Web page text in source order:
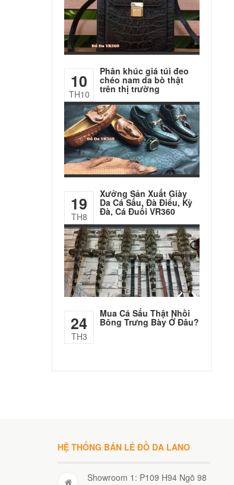
10
TH10
Phân khúc giá túi đeo
chéo nam da bò thật
trên thị trường
19
TH8
Xưởng Sản Xuất Giày
Da Cá Sấu, Đà Điểu, Kỳ
Đà, Cá Đuối VR360
24
TH3
Mua Cá Sấu Thật Nhồi
Bông Trưng Bày Ở Đâu?
HỆ THỐNG BÁN LẺ ĐỒ DA LANO
Showroom 1: P109 H94 Ngõ 98